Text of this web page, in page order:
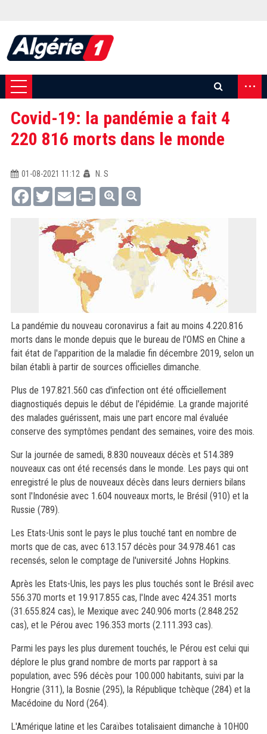
...
Covid-19: la pandémie a fait 4
220 816 morts dans le monde
01-08-2021 11:12
N. S
FacebookTwitterEmail Print
La pandémie du nouveau coronavirus a fait au moins 4.220.816
morts dans le monde depuis que le bureau de l'OMS en Chine a
fait état de l'apparition de la maladie fin décembre 2019, selon un
bilan établi à partir de sources officielles dimanche.
Plus de 197.821.560 cas d'infection ont été officiellement
diagnostiqués depuis le début de l'épidémie. La grande majorité
des malades guérissent, mais une part encore mal évaluée
conserve des symptômes pendant des semaines, voire des mois.
Sur la journée de samedi, 8.830 nouveaux décès et 514.389
nouveaux cas ont été recensés dans le monde. Les pays qui ont
enregistré le plus de nouveaux décès dans leurs derniers bilans
sont l'Indonésie avec 1.604 nouveaux morts, le Brésil (910) et la
Russie (789).
Les Etats-Unis sont le pays le plus touché tant en nombre de
morts que de cas, avec 613.157 décès pour 34.978.461 cas
recensés, selon le comptage de l'université Johns Hopkins.
Après les Etats-Unis, les pays les plus touchés sont le Brésil avec
556.370 morts et 19.917.855 cas, l'Inde avec 424.351 morts
(31.655.824 cas), le Mexique avec 240.906 morts (2.848.252
cas), et le Pérou avec 196.353 morts (2.111.393 cas).
Parmi les pays les plus durement touchés, le Pérou est celui qui
déplore le plus grand nombre de morts par rapport à sa
population, avec 596 décès pour 100.000 habitants, suivi par la
Hongrie (311), la Bosnie (295), la République tchèque (284) et la
Macédoine du Nord (264).
L'Amérique latine et les Caraïbes totalisaient dimanche à 10H00